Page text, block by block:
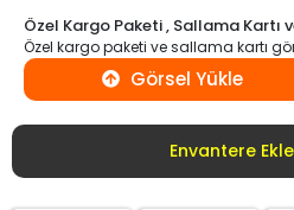
Özel Kargo Paketi , Sallama Kartı
Özel kargo paketi ve sallama kartı
Görsel Yükle
Envantere Ekle